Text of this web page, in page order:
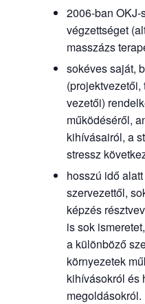
2006-ban OKJ-
végzettséget
masszázs
sokéves saját,
vezetői)
működéséről,
kihívásairól, a
stressz
hosszú idő
szervezettől,
képzés
is sok
a különböző
környezetek
kihívásokról és
megoldásokról.